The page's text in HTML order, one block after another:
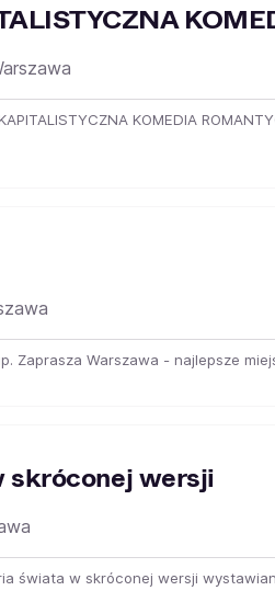
KOMEDIA
Zaprasza Warszawa - najlepsze
skróconej wersji
świata w skróconej wersji